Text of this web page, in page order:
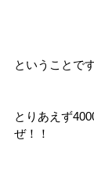
ということです
とりあえず
ぜ！！